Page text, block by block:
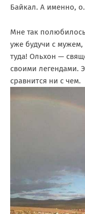
Байкал. А именно, о.
Мне так
уже будучи с
туда! Ольхон —
своими легендами.
сравнится ни с чем.